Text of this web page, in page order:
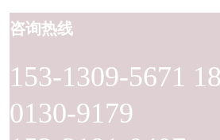
153-1309-5671
0130-9179
咨询热线